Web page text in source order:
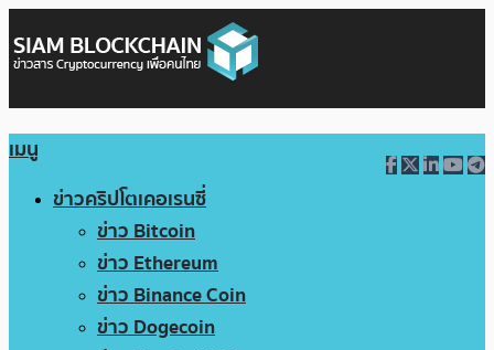
เมนู
ข่าวคริปโตเคอเรนซี่
ข่าว Bitcoin
ข่าว Ethereum
ข่าว Binance Coin
ข่าว Dogecoin